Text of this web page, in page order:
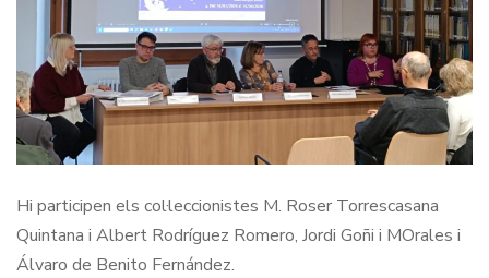
Hi participen els col·leccionistes M. Roser Torrescasana
Quintana i Albert Rodríguez Romero, Jordi Goñi i MOrales i
Álvaro de Benito Fernández.